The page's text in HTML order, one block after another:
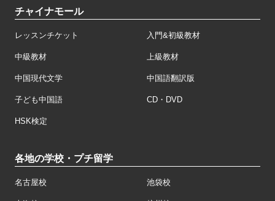
チャイナモール
レッスンチケット 入門&初級教材
中級教材 上級教材
中国現代文学 中国語翻訳版
子ども中国語 CD・DVD
HSK検定
各地の学校・プチ留学
名古屋校 池袋校